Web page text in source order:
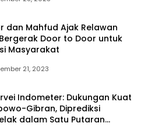
dan Mahfud Ajak Relawan
Door to Door untuk
Masyarakat
21, 2023
Indometer: Dukungan Kuat
Gibran, Diprediksi
dalam Satu Putaran